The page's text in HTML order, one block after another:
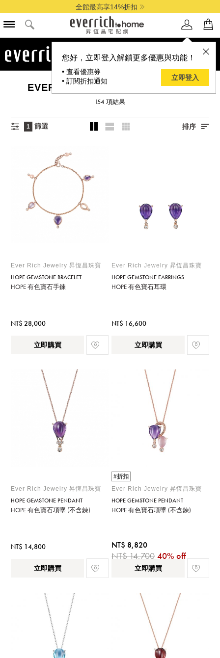
全館最高享14%折扣
您好，立即登入解鎖更多優惠與功能！
• 查看優惠券
• 訂閱折扣通知
立即登入
品牌選單
EVER RICH JEWELRY 昇恆昌珠寶
154 項結果
1 篩選 排序
Ever Rich Jewelry 昇恆昌珠寶
HOPE GEMSTONE BRACELET
HOPE 有色寶石手鍊
NT$ 28,000
立即購買
Ever Rich Jewelry 昇恆昌珠寶
HOPE GEMSTONE EARRINGS
HOPE 有色寶石耳環
NT$ 16,600
立即購買
Ever Rich Jewelry 昇恆昌珠寶
HOPE GEMSTONE PENDANT
HOPE 有色寶石項墜 (不含鍊)
NT$ 14,800
立即購買
#折扣
Ever Rich Jewelry 昇恆昌珠寶
HOPE GEMSTONE PENDANT
HOPE 有色寶石項墜 (不含鍊)
NT$ 8,820
NT$ 14,700 40% off
立即購買